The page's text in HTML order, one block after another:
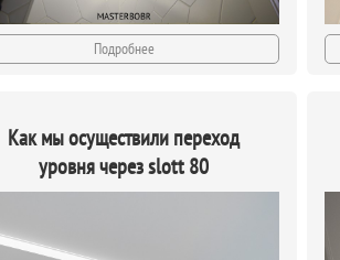
Подробнее
Как мы осуществили переход
уровня через slott 80